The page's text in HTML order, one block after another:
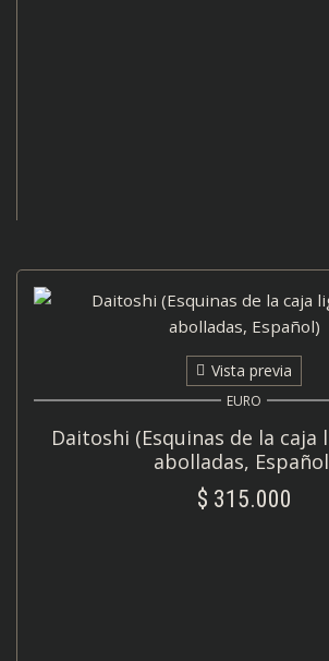
Vista previa
EURO
Daitoshi (Esquinas de la caja
abolladas,
$ 315.000